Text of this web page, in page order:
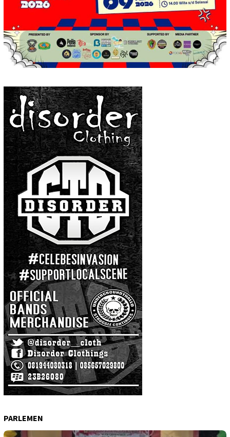
PARLEMEN